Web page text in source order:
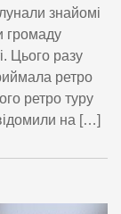
знайомі
громаду
Цього разу
ретро
ретро туру
на […]